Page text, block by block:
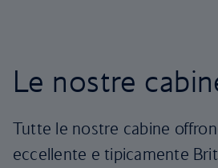
Le nostre
Tutte le nostre cabine
eccellente e tipicamente